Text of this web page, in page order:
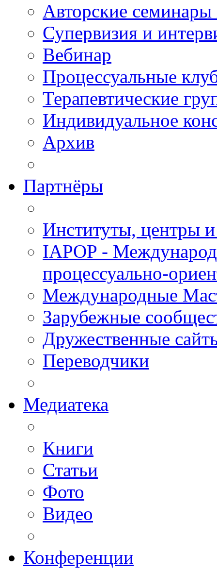
Авторские
Супервизия и
Вебинар
Процессуальные
Терапевтические
Индивидуальное
Архив
Партнёры
Институты, центры
IAPOP -
процессуально-
Международные
Зарубежные
Дружественные
Переводчики
Медиатека
Книги
Статьи
Фото
Видео
Конференции